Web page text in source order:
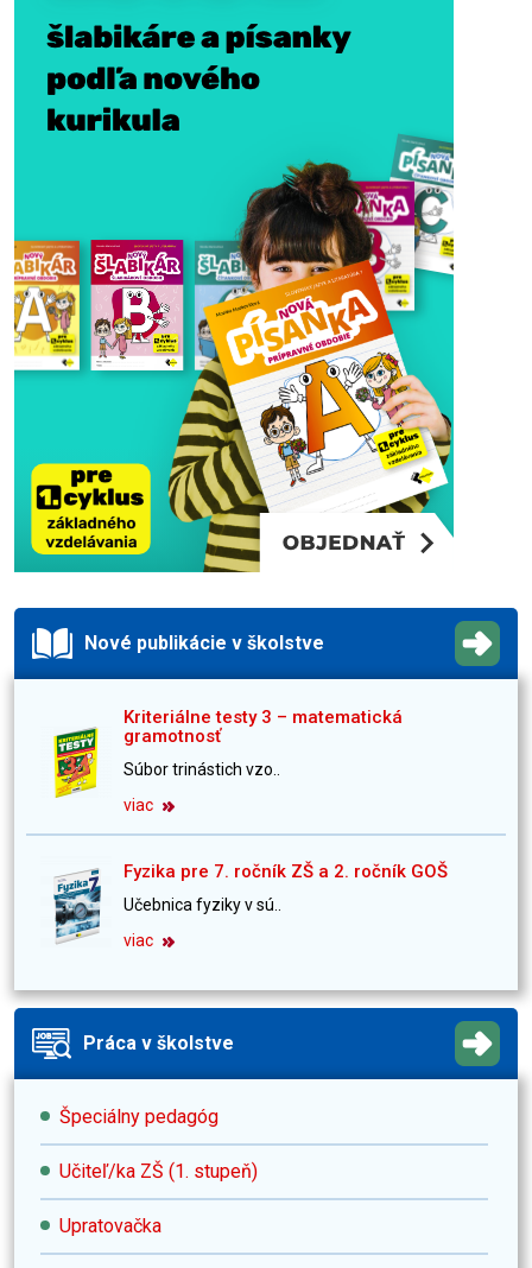
Nové publikácie v školstve
Kriteriálne testy 3 – matematická
gramotnosť
Súbor trinástich vzo..
viac
Fyzika pre 7. ročník ZŠ a 2. ročník GOŠ
Učebnica fyziky v sú..
viac
Práca v školstve
Špeciálny pedagóg
Učiteľ/ka ZŠ (1. stupeň)
Upratovačka